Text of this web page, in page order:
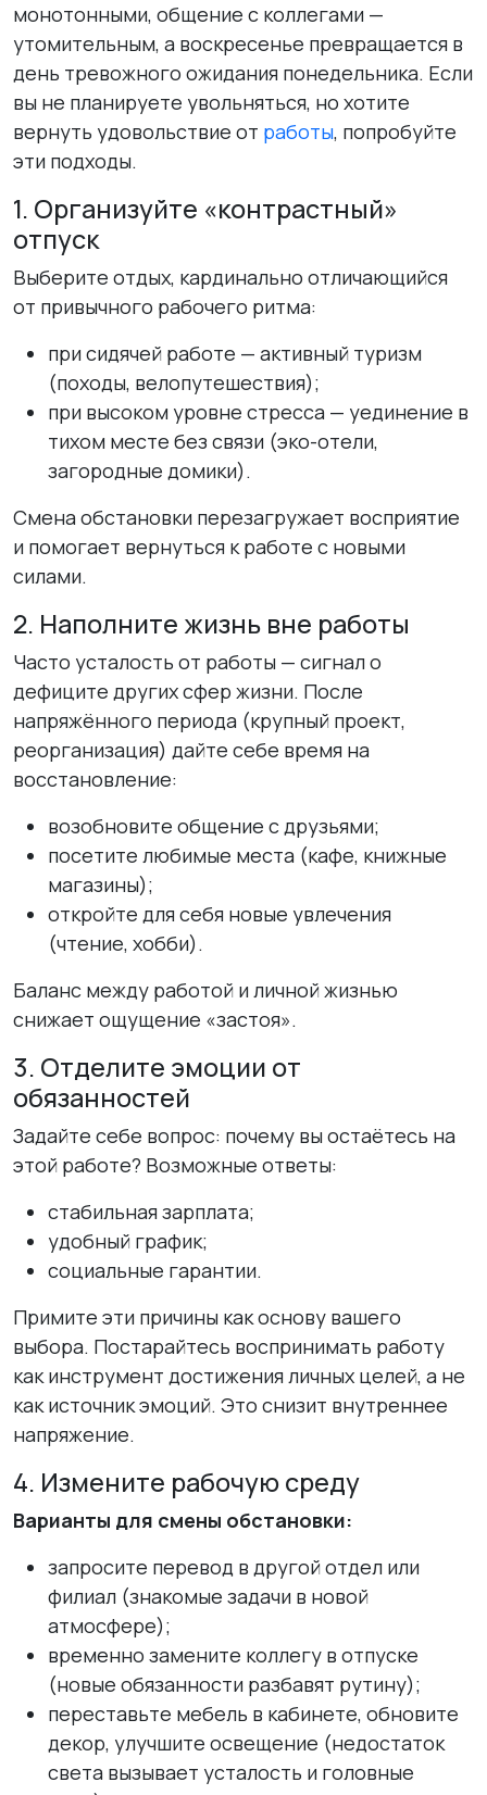
монотонными, общение с коллегами —
утомительным, а воскресенье превращается в
день тревожного ожидания понедельника. Если
вы не планируете увольняться, но хотите
вернуть удовольствие от работы, попробуйте
эти подходы.
1. Организуйте «контрастный»
отпуск
Выберите отдых, кардинально отличающийся
от привычного рабочего ритма:
при сидячей работе — активный туризм
(походы, велопутешествия);
при высоком уровне стресса — уединение в
тихом месте без связи (эко-отели,
загородные домики).
Смена обстановки перезагружает восприятие
и помогает вернуться к работе с новыми
силами.
2. Наполните жизнь вне работы
Часто усталость от работы — сигнал о
дефиците других сфер жизни. После
напряжённого периода (крупный проект,
реорганизация) дайте себе время на
восстановление:
возобновите общение с друзьями;
посетите любимые места (кафе, книжные
магазины);
откройте для себя новые увлечения
(чтение, хобби).
Баланс между работой и личной жизнью
снижает ощущение «застоя».
3. Отделите эмоции от
обязанностей
Задайте себе вопрос: почему вы остаётесь на
этой работе? Возможные ответы:
стабильная зарплата;
удобный график;
социальные гарантии.
Примите эти причины как основу вашего
выбора. Постарайтесь воспринимать работу
как инструмент достижения личных целей, а не
как источник эмоций. Это снизит внутреннее
напряжение.
4. Измените рабочую среду
Варианты для смены обстановки:
запросите перевод в другой отдел или
филиал (знакомые задачи в новой
атмосфере);
временно замените коллегу в отпуске
(новые обязанности разбавят рутину);
переставьте мебель в кабинете, обновите
декор, улучшите освещение (недостаток
света вызывает усталость и головные